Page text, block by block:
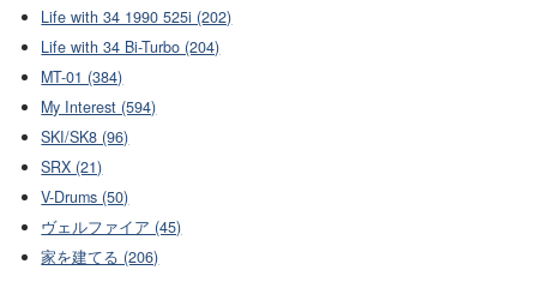
Life with 34 1990 525i (202)
Life with 34 Bi-Turbo (204)
MT-01 (384)
My Interest (594)
SKI/SK8 (96)
SRX (21)
V-Drums (50)
ヴェルファイア (45)
家を建てる (206)